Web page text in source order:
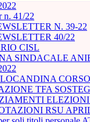
n. 41/22
N. 39-22
40/22
CISL
SINDACALE
TFA
ELEZIONI
RSU